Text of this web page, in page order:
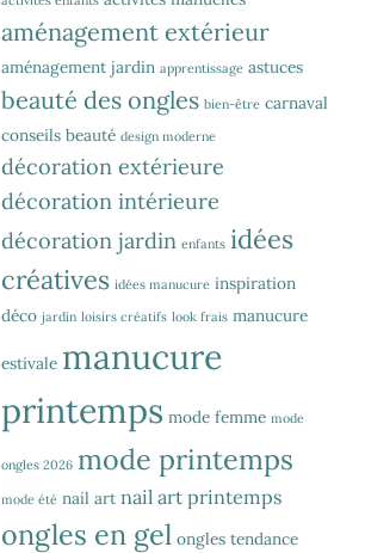
aménagement extérieur
aménagement jardin apprentissage astuces
beauté des ongles bien-être carnaval
conseils beauté design moderne
décoration extérieure
décoration intérieure
décoration jardin enfants idées
créatives idées manucure inspiration
déco jardin loisirs créatifs look frais manucure
estivale manucure
printemps mode femme mode
ongles 2026 mode printemps
mode été nail art nail art printemps
ongles en gel ongles tendance